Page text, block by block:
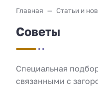
Главная Статьи и
Советы
Специальная
связанными с